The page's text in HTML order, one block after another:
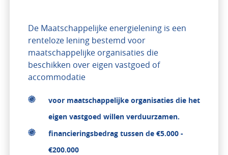
De Maatschappelijke energielening is een
renteloze lening bestemd voor
maatschappelijke organisaties die
beschikken over eigen vastgoed of
accommodatie
voor maatschappelijke organisaties die het
eigen vastgoed willen verduurzamen.
financieringsbedrag tussen de €5.000 -
€200.000